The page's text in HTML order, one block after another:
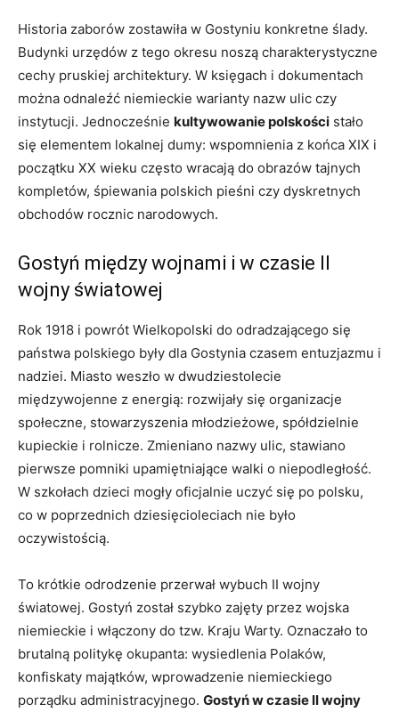
Historia zaborów zostawiła w Gostyniu konkretne ślady.
Budynki urzędów z tego okresu noszą charakterystyczne
cechy pruskiej architektury. W księgach i dokumentach
można odnaleźć niemieckie warianty nazw ulic czy
instytucji. Jednocześnie kultywowanie polskości stało
się elementem lokalnej dumy: wspomnienia z końca XIX i
początku XX wieku często wracają do obrazów tajnych
kompletów, śpiewania polskich pieśni czy dyskretnych
obchodów rocznic narodowych.
Gostyń między wojnami i w czasie II
wojny światowej
Rok 1918 i powrót Wielkopolski do odradzającego się
państwa polskiego były dla Gostynia czasem entuzjazmu i
nadziei. Miasto weszło w dwudziestolecie
międzywojenne z energią: rozwijały się organizacje
społeczne, stowarzyszenia młodzieżowe, spółdzielnie
kupieckie i rolnicze. Zmieniano nazwy ulic, stawiano
pierwsze pomniki upamiętniające walki o niepodległość.
W szkołach dzieci mogły oficjalnie uczyć się po polsku,
co w poprzednich dziesięcioleciach nie było
oczywistością.
To krótkie odrodzenie przerwał wybuch II wojny
światowej. Gostyń został szybko zajęty przez wojska
niemieckie i włączony do tzw. Kraju Warty. Oznaczało to
brutalną politykę okupanta: wysiedlenia Polaków,
konfiskaty majątków, wprowadzenie niemieckiego
porządku administracyjnego. Gostyń w czasie II wojny